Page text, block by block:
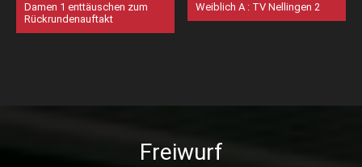
Damen 1 enttäuschen zum
Rückrundenauftakt
Weiblich A : TV Nellingen 2
Freiwurf